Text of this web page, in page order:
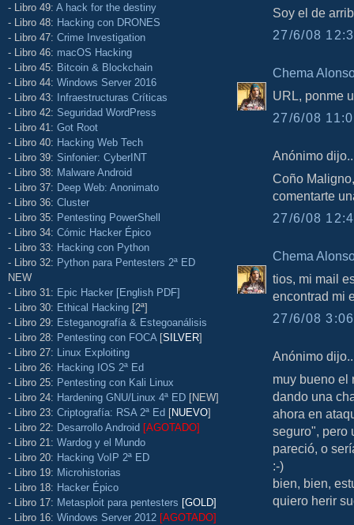
- Libro 49: A hack for the destiny
- Libro 48: Hacking con DRONES
- Libro 47: Crime Investigation
- Libro 46: macOS Hacking
- Libro 45: Bitcoin & Blockchain
- Libro 44: Windows Server 2016
- Libro 43: Infraestructuras Críticas
- Libro 42: Seguridad WordPress
- Libro 41: Got Root
- Libro 40: Hacking Web Tech
- Libro 39: Sinfonier: CyberINT
- Libro 38: Malware Android
- Libro 37: Deep Web: Anonimato
- Libro 36: Cluster
- Libro 35: Pentesting PowerShell
- Libro 34: Cómic Hacker Épico
- Libro 33: Hacking con Python
- Libro 32: Python para Pentesters 2ª ED
NEW
- Libro 31: Epic Hacker [English PDF]
- Libro 30: Ethical Hacking [2ª]
- Libro 29: Esteganografía & Estegoanálisis
- Libro 28: Pentesting con FOCA [SILVER]
- Libro 27: Linux Exploiting
- Libro 26: Hacking IOS 2ª Ed
- Libro 25: Pentesting con Kali Linux
- Libro 24: Hardening GNU/Linux 4ª ED [NEW]
- Libro 23: Criptografía: RSA 2ª Ed [NUEVO]
- Libro 22: Desarrollo Android [AGOTADO]
- Libro 21: Wardog y el Mundo
- Libro 20: Hacking VoIP 2ª ED
- Libro 19: Microhistorias
- Libro 18: Hacker Épico
- Libro 17: Metasploit para pentesters [GOLD]
- Libro 16: Windows Server 2012 [AGOTADO]
Soy el de
27/6/08
Chema
URL, ponme
27/6/08
Anónimo
Coño
comentarte
27/6/08
Chema
tios, mi mail
encontrad mi
27/6/08
Anónimo
muy bueno el
dando una
ahora en
seguro", pero
pareció, o
:-)
bien, bien,
quiero herir